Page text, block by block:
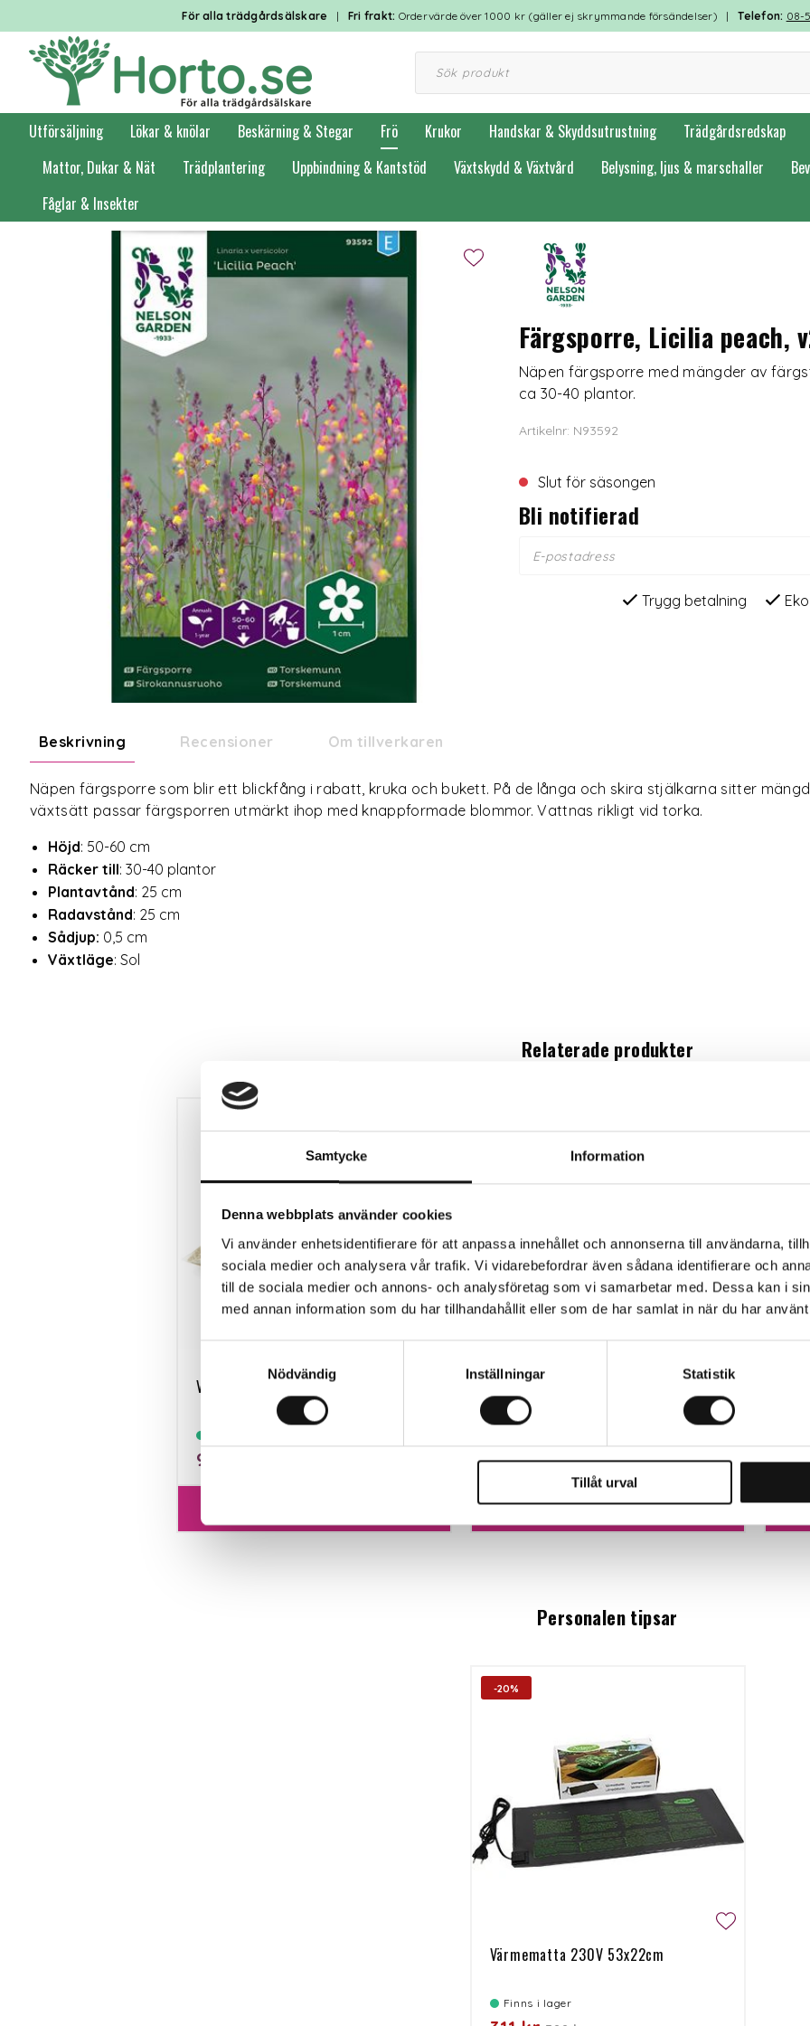
Samtycke Information
Denna webbplats använder cookies
Vi använder enhetsidentifierare för att anpassa innehållet och annonserna till användarna,
sociala medier och analysera vår trafik. Vi vidarebefordrar även sådana identifierare och
till de sociala medier och annons- och analysföretag som vi samarbetar med. Dessa kan i
med annan information som du har tillhandahållit eller som de har samlat in när du har
Nödvändig
Inställningar Statistik
Tillåt urval
För alla trädgårdsälskare | Fri frakt: Ordervärde över 1000 kr (gäller ej skrymmande försändelser) |Telefon: 08-
Utförsäljning Lökar & knölar Beskärning & Stegar Frö Krukor Handskar & Skyddsutrustning
Trädgårdsredskap
Mattor, Dukar & Nät
Trädplantering Uppbindning & Kantstöd Växtskydd & Växtvård Belysning, ljus & marschaller
Fåglar & Insekter
Förstasidan Frö
Färgsporre, Licilia peach,
Näpen färgsporre med mängder av
ca 30-40 plantor.
Artikelnr: N93592
Slut för säsongen
Bli notifierad
Trygg betalning
Beskrivning Recensioner Om tillverkaren
Näpen färgsporre som blir ett blickfång i rabatt, kruka och bukett. På de långa och skira stjälkarna sitter
växtsätt passar färgsporren utmärkt ihop med knappformade blommor. Vattnas rikligt vid torka.
Höjd: 50-60 cm
Räcker till: 30-40 plantor
Plantavtånd: 25 cm
Radavstånd: 25 cm
Sådjup: 0,5 cm
Växtläge: Sol
Relaterade produkter
Vermiculite 3L
93 kr
Rölunda Såjord EKO 8L
35 kr
Köp
Personalen tipsar
-20%
Värmematta 230V 53x22cm
Finns i lager